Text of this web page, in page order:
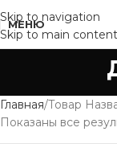
Skip to navigation
Skip to main content
МЕНЮ
Главная Товар
Показаны все